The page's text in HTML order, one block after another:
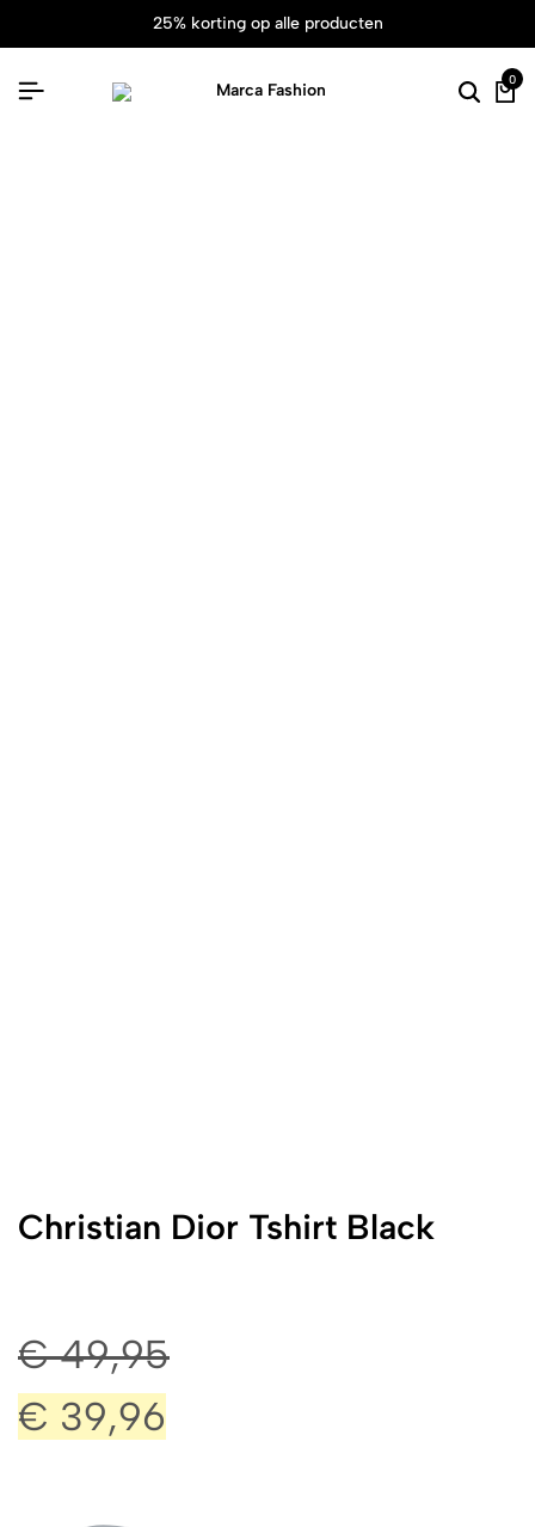
25% korting op alle producten
0
Christian Dior Tshirt Black
€49,95
€ 39,96